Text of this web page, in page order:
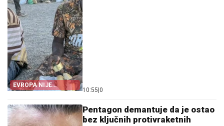
EVROPA NIJE
POMOGLA ŠPANIJI
10:55 0
Pentagon demantuje da je ostao
bez ključnih protivraketnih